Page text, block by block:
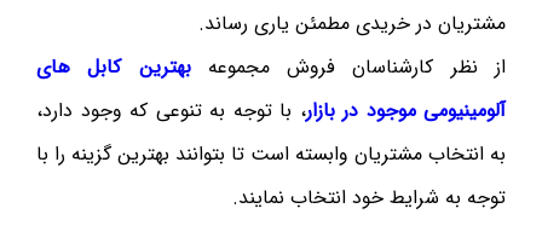
مشتریان در خریدی مطمئن یاری رساند.
از نظر کارشناسان فروش مجموعهبهترین کابل های
آلومینیومی موجود در بازار، با توجه به تنوعی که وجود دارد،
به انتخاب مشتریان وابسته است تا بتوانند بهترین گزینه را با
توجه به شرایط خود انتخاب نمایند.